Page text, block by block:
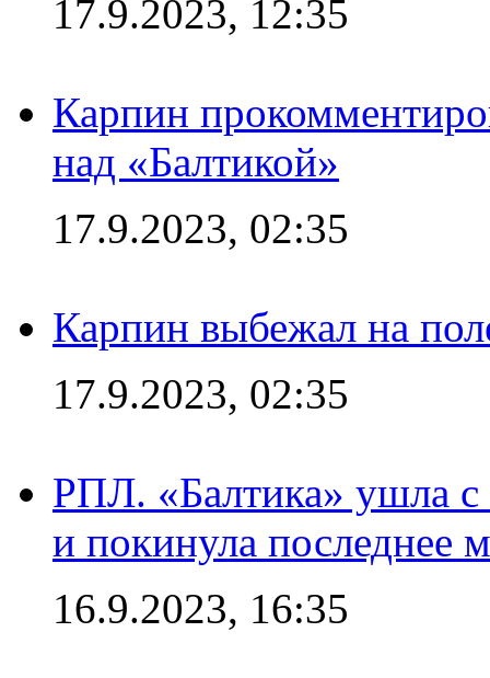
17.9.2023, 12:35
Карпин
над «Балтикой»
17.9.2023, 02:35
Карпин выбежал на
17.9.2023, 02:35
РПЛ. «Балтика» ушла с
и покинула последнее
16.9.2023, 16:35